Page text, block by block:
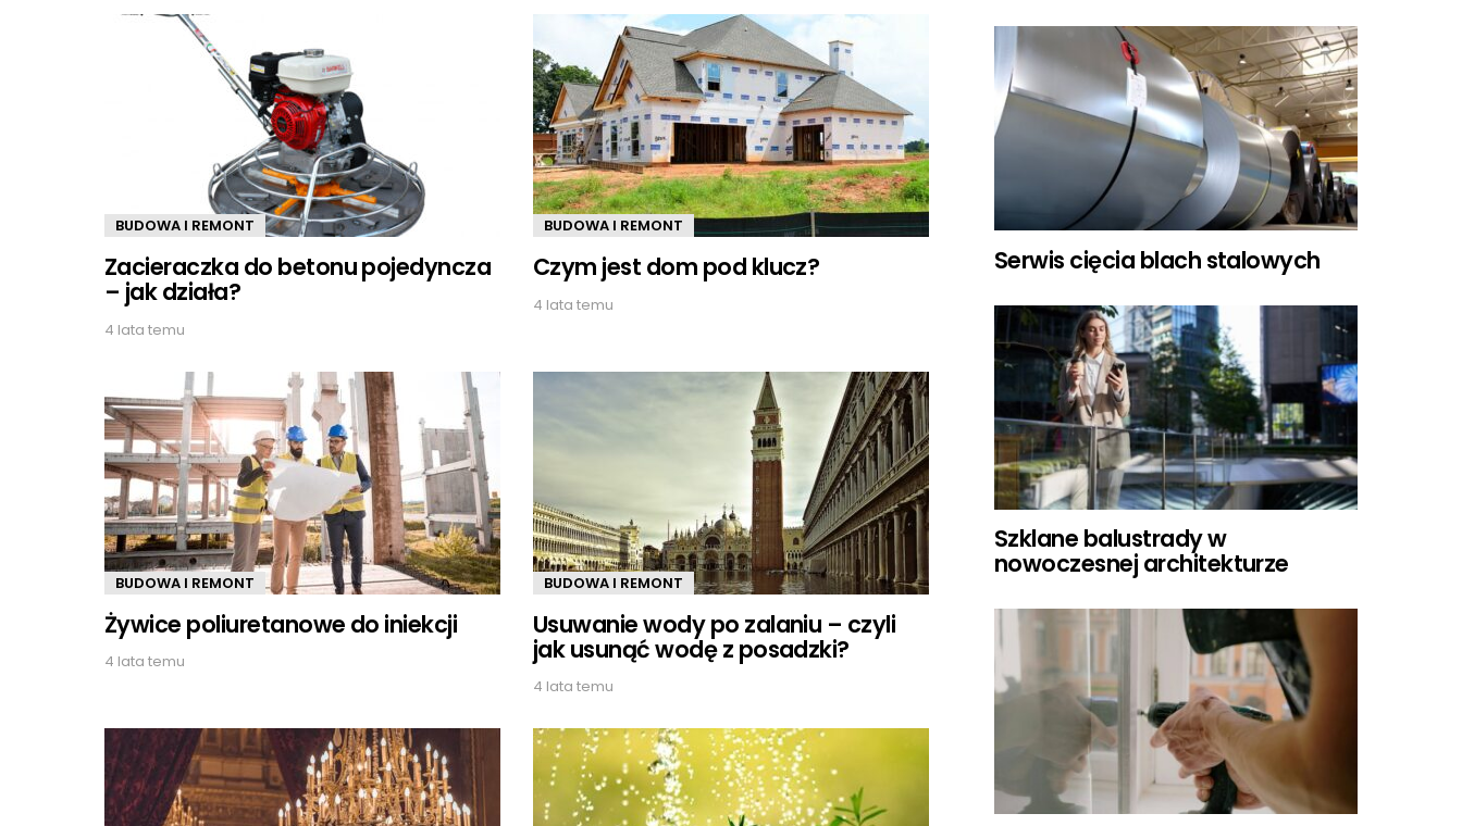
BUDOWA I REMONT
Zacieraczka do betonu pojedyncza
– jak działa?
4 lata temu
BUDOWA I REMONT
Czym jest dom pod klucz?
4 lata temu
BUDOWA I REMONT
Żywice poliuretanowe do iniekcji
4 lata temu
BUDOWA I REMONT
Usuwanie wody po zalaniu – czyli
jak usunąć wodę z posadzki?
4 lata temu
Serwis cięcia blach stalowych
Szklane balustrady w
nowoczesnej architekturze